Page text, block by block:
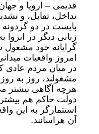
قدیمی – اروپا و
تداخل، تقابل، و
بایست در دو گردونه
زبانی دیگر در
گرایانه خود مشغول
امروز واقعیات
در میان مردم عادی
مشغولند، روز به
هرچه آگاهی بیشتر
دولت حاکم هم
استثمارگر به این
آن هراسانند.